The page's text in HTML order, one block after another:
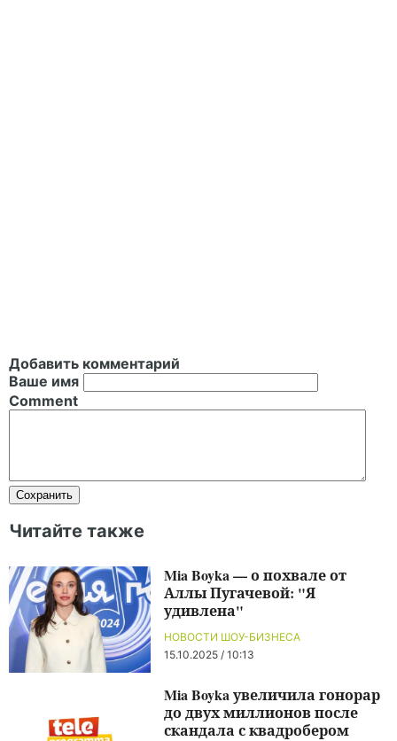
Добавить комментарий
Ваше имя
Comment
Читайте также
НОВОСТИ ШОУ-БИЗНЕСА
15.10.2025 / 10:13
Mia Boyka — о похвале от
Аллы Пугачевой: "Я
удивлена"
Mia Boyka увеличила гонорар
до двух миллионов после
скандала с квадробером